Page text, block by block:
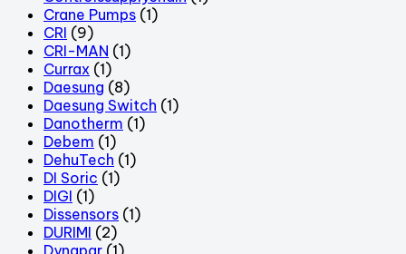
Crane Pumps (1)
CRI (9)
CRI-MAN (1)
Currax (1)
Daesung (8)
Daesung Switch (1)
Danotherm (1)
Debem (1)
DehuTech (1)
DI Soric (1)
DIGI (1)
Dissensors (1)
DURIMI (2)
Dynapar (1)